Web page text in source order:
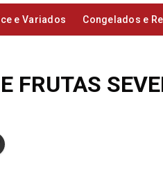
e Variados Congelados e
FRUTAS